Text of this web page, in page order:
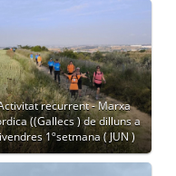
recurrent - Marxa
((Gallecs ) de dilluns a
1ºsetmana ( JUN )